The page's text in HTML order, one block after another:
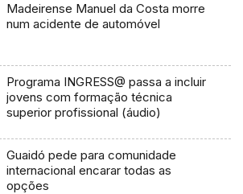
Madeirense Manuel da Costa morre
num acidente de automóvel
Programa INGRESS@ passa a incluir
jovens com formação técnica
superior profissional (áudio)
Guaidó pede para comunidade
internacional encarar todas as
opções